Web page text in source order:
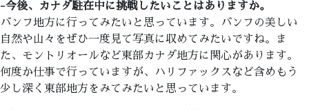
-今後、カナダ駐在中に挑戦したいことはありますか。
バンフ地方に行ってみたいと思っています。バンフの美しい
自然や山々をぜひ一度見て写真に収めてみたいですね。ま
た、モントリオールなど東部カナダ地方に関心があります。
何度か仕事で行っていますが、ハリファックスなど含めもう
少し深く東部地方をみてみたいと思っています。